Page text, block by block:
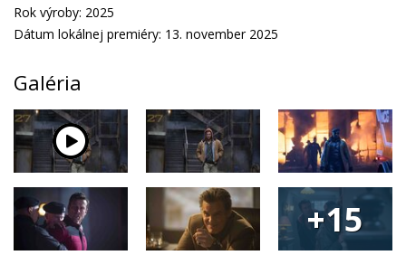
Rok výroby: 2025
Dátum lokálnej premiéry: 13. november 2025
Galéria
+15